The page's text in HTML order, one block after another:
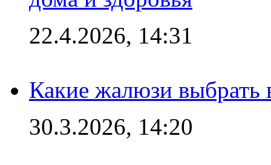
22.4.2026, 14:31
Какие жалюзи выбрать
30.3.2026, 14:20